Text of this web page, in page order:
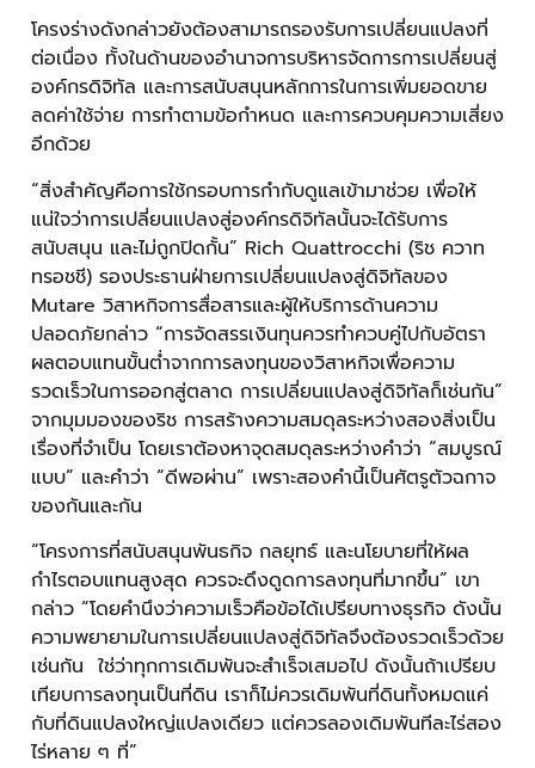
โครงร่างดังกล่าวยังต้องสามารถรองรับการเปลี่ยนแปลงที่
ต่อเนื่อง ทั้งในด้านของอำนาจการบริหารจัดการการเปลี่ยนสู่
องค์กรดิจิทัล และการสนับสนุนหลักการในการเพิ่มยอดขาย
ลดค่าใช้จ่าย การทำตามข้อกำหนด และการควบคุมความเสี่ยง
อีกด้วย
“สิ่งสำคัญคือการใช้กรอบการกำกับดูแลเข้ามาช่วย เพื่อให้
แน่ใจว่าการเปลี่ยนแปลงสู่องค์กรดิจิทัลนั้นจะได้รับการ
สนับสนุน และไม่ถูกปิดกั้น” Rich Quattrocchi (ริช ควาท
ทรอชชี) รองประธานฝ่ายการเปลี่ยนแปลงสู่ดิจิทัลของ
Mutare วิสาหกิจการสื่อสารและผู้ให้บริการด้านความ
ปลอดภัยกล่าว “การจัดสรรเงินทุนควรทำควบคู่ไปกับอัตรา
ผลตอบแทนขั้นต่ำจากการลงทุนของวิสาหกิจเพื่อความ
รวดเร็วในการออกสู่ตลาด การเปลี่ยนแปลงสู่ดิจิทัลก็เช่นกัน”
จากมุมมองของริช การสร้างความสมดุลระหว่างสองสิ่งเป็น
เรื่องที่จำเป็น โดยเราต้องหาจุดสมดุลระหว่างคำว่า “สมบูรณ์
แบบ” และคำว่า “ดีพอผ่าน” เพราะสองคำนี้เป็นศัตรูตัวฉกาจ
ของกันและกัน
“โครงการที่สนับสนุนพันธกิจ กลยุทธ์ และนโยบายที่ให้ผล
กำไรตอบแทนสูงสุด ควรจะดึงดูดการลงทุนที่มากขึ้น” เขา
กล่าว “โดยคำนึงว่าความเร็วคือข้อได้เปรียบทางธุรกิจ ดังนั้น
ความพยายามในการเปลี่ยนแปลงสู่ดิจิทัลจึงต้องรวดเร็วด้วย
เช่นกัน ใช่ว่าทุกการเดิมพันจะสำเร็จเสมอไป ดังนั้นถ้าเปรียบ
เทียบการลงทุนเป็นที่ดิน เราก็ไม่ควรเดิมพันที่ดินทั้งหมดแค่
กับที่ดินแปลงใหญ่แปลงเดียว แต่ควรลองเดิมพันทีละไร่สอง
ไร่หลาย ๆ ที่”